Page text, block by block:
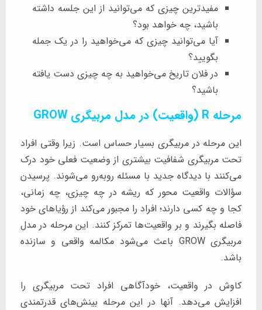
مفیدترین چیزی که می‌توانید از این جلسه داشته
باشید، چه خواهد بود؟
آیا می‌توانید چیزی که می‌خواهید را در یک جمله
بگویید؟
در فلان تاریخ می‌خواهید به چه چیزی دست یافته
باشید؟
مرحله R (واقعیت) در مدل مربیگری GROW
این مرحله در مربیگری بسیار حساس است. زیرا وقتی افراد
تحت مربیگری شفافیت بیشتری از وضعیت فعلی خود درک
می‌کنند با دیدگاه جدید با مسئله رو‌به‌رو می‌شوند. پرسیدن
سؤالات واقعیت محور که ریشه در چه چیزی، چه زمانی،
کجا و چه کسی دارند؛ افراد را مجبور می‌کند از رؤیاهای خود
فاصله بگیرند و بر واقعیت‌ها تمرکز کنند. این مرحله در مدل
مربیگری GROW باعث می‌شود مکالمه واقعی و سازنده
باشد.
کاوش در واقعیت، خودآگاهی افراد تحت مربیگری را
افزایش می‌دهد. آنها در این مرحله بینش‌های قدرتمندی